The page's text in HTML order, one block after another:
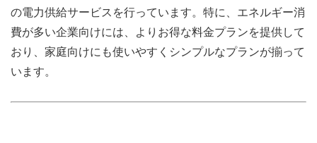
の電力供給サービスを行っています。特に、エネルギー消
費が多い企業向けには、よりお得な料金プランを提供して
おり、家庭向けにも使いやすくシンプルなプランが揃って
います。